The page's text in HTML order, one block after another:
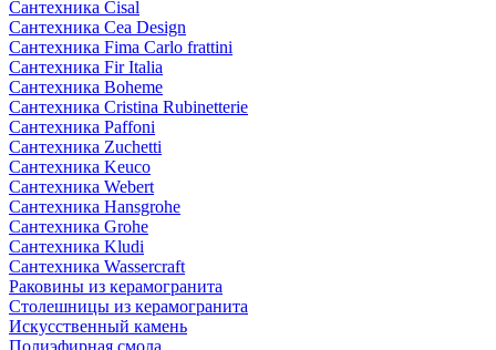
Сантехника Cisal
Сантехника Cea Design
Сантехника Fima Carlo frattini
Сантехника Fir Italia
Сантехника Boheme
Сантехника Cristina Rubinetterie
Сантехника Paffoni
Сантехника Zuchetti
Сантехника Keuco
Сантехника Webert
Сантехника Hansgrohe
Сантехника Grohe
Сантехника Kludi
Сантехника Wassercraft
Раковины из керамогранита
Столешницы из керамогранита
Искусственный камень
Полиэфирная смола